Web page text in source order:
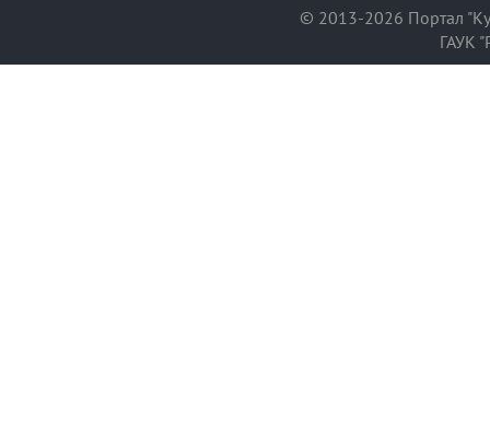
© 2013-2026 Портал
ГАУК